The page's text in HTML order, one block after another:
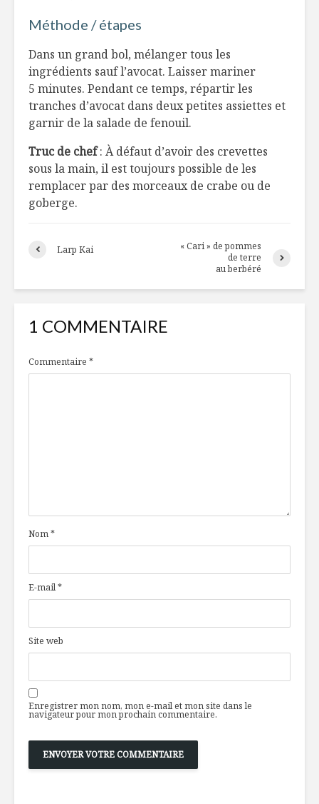
Méthode / étapes
Dans un grand bol, mélanger tous les
ingrédients sauf l’avocat. Laisser mariner
5 minutes. Pendant ce temps, répartir les
tranches d’avocat dans deux petites assiettes et
garnir de la salade de fenouil.
Truc de chef: À défaut d’avoir des crevettes
sous la main, il est toujours possible de les
remplacer par des morceaux de crabe ou de
goberge.
Larp Kai
« Cari » de pommes
de terre
au berbéré
1 COMMENTAIRE
Commentaire *
Nom*
E-mail*
Site web
Enregistrer mon nom, mon e-mail et mon site dans le
navigateur pour mon prochain commentaire.
fourchette ?
Tourte au veau et
aux cèpes